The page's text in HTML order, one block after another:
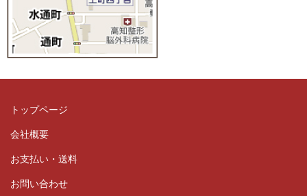
トップページ
会社概要
お支払い・送料
お問い合わせ